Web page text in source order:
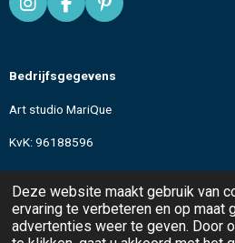
Deze website maakt gebruik van
ervaring te verbeteren en op maat
advertenties weer te geven. Door
I
n
a
r
m
F
a
b
o
P
i
e
e
Bedrijfsgegevens
Art studio MariQue
KvK: 96188596
All text and images© 2024-2026